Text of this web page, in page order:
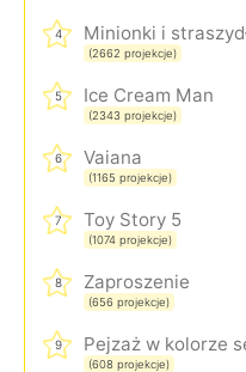
4 Minionki i
(2662 projekcje)
5 Ice Cream Man
(2343 projekcje)
6 Vaiana
(1165 projekcje)
7 Toy Story 5
(1074 projekcje)
8 Zaproszenie
(656 projekcje)
9 Pejzaż w kolorze
(608 projekcje)